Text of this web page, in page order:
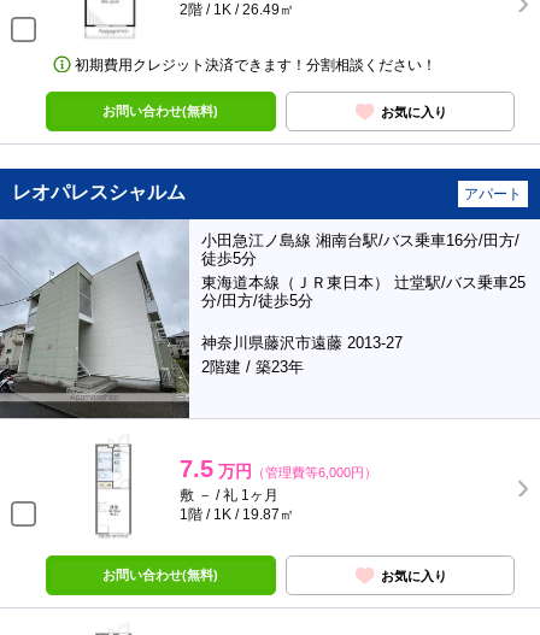
2階 / 1K / 26.49㎡
初期費用クレジット決済できます！分割相談ください！
お問い合わせ(無料) お気に入り
レオパレスシャルム アパート
小田急江ノ島線 湘南台駅/バス乗車16分/田方/
徒歩5分
東海道本線（ＪＲ東日本） 辻堂駅/バス乗車25
分/田方/徒歩5分
神奈川県藤沢市遠藤 2013-27
2階建 / 築23年
7.5 万円 （管理費等6,000円）
敷 － / 礼 1ヶ月
1階 / 1K / 19.87㎡
お問い合わせ(無料) お気に入り